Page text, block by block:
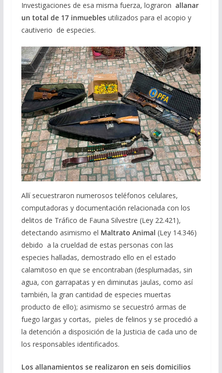
Investigaciones de esa misma fuerza, lograron allanar
un total de 17 inmueblesutilizados para el acopio y
cautiverio de especies.
Allí secuestraron numerosos teléfonos celulares,
computadoras y documentación relacionada con los
delitos de Tráfico de Fauna Silvestre (Ley 22.421),
detectando asimismo el Maltrato Animal (Ley 14.346)
debido a la crueldad de estas personas con las
especies halladas, demostrado ello en el estado
calamitoso en que se encontraban (desplumadas, sin
agua, con garrapatas y en diminutas jaulas, como así
también, la gran cantidad de especies muertas
producto de ello); asimismo se secuestró armas de
fuego largas y cortas, pieles de felinos y se procedió a
la detención a disposición de la Justicia de cada uno de
los responsables identificados.
Los allanamientos se realizaron en seis domicilios